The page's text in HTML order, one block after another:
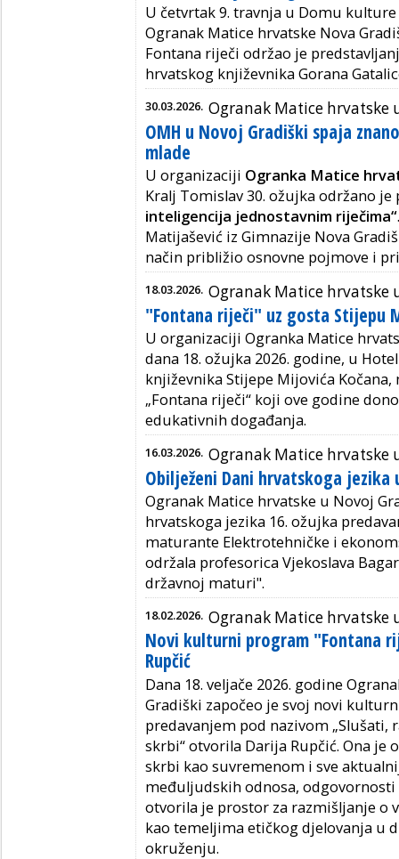
U četvrtak 9. travnja u Domu
Ogranak Matice hrvatske Nova
Fontana riječi održao je
hrvatskog književnika Gorana
30.03.2026. Ogranak Matice hrvatske
OMH u Novoj Gradiški spaja
mlade
U organizaciji Ogranka Matice
Kralj Tomislav 30. ožujka održano je
inteligencija jednostavnim riječima“
Matijašević iz Gimnazije Nova
način približio osnovne pojmove i
18.03.2026. Ogranak Matice hrvatske
"Fontana riječi" uz gosta Stijepu
U organizaciji Ogranka Matice
dana 18. ožujka 2026. godine, u
književnika Stijepe Mijovića
„Fontana riječi“ koji ove godine
edukativnih događanja.
16.03.2026. Ogranak Matice hrvatske
Obilježeni Dani hrvatskoga jezika
Ogranak Matice hrvatske u Novoj
hrvatskoga jezika 16. ožujka
maturante Elektrotehničke i
održala profesorica Vjekoslava
državnoj maturi".
18.02.2026. Ogranak Matice hrvatske
Novi kulturni program "Fontana
Rupčić
Dana 18. veljače 2026. godine
Gradiški započeo je svoj novi
predavanjem pod nazivom
skrbi“ otvorila Darija Rupčić. Ona
skrbi kao suvremenom i sve
međuljudskih odnosa,
otvorila je prostor za razmišljanje o
kao temeljima etičkog djelovanja u
okruženju.